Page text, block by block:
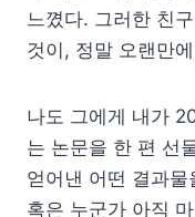
느꼈다. 그러한 친
것이, 정말 오랜만
나도 그에게 내가
는 논문을 한 편 선
얻어낸 어떤 결과
혹은 누군가 아직